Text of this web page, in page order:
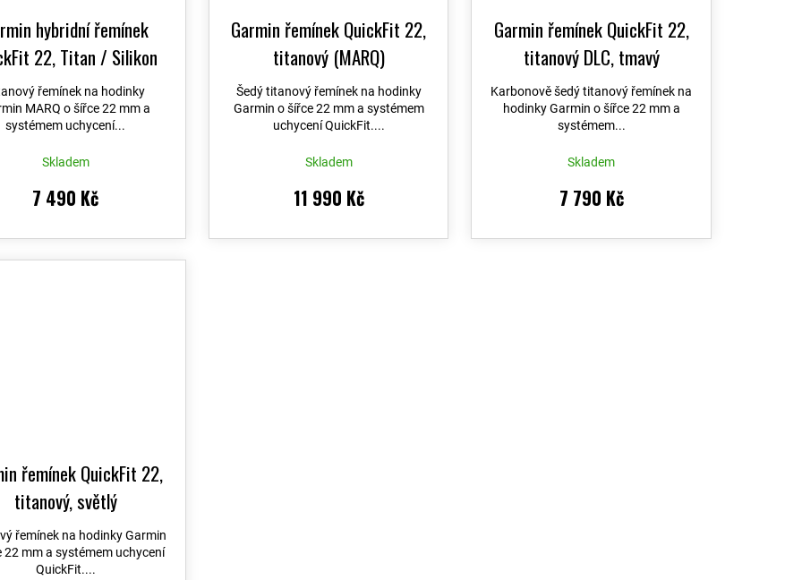
hybridní řemínek
22, Titan / Silikon
Black (MARQ)
řemínek na hodinky
MARQ o šířce 22 mm a
systémem uchycení...
Skladem
7 490 Kč
Garmin řemínek QuickFit 22,
titanový (MARQ)
Šedý titanový řemínek na hodinky
Garmin o šířce 22 mm a systémem
uchycení QuickFit....
Skladem
11 990 Kč
Garmin řemínek QuickFit 22,
titanový DLC, tmavý
Karbonově šedý titanový řemínek na
hodinky Garmin o šířce 22 mm a
systémem...
Skladem
7 790 Kč
řemínek QuickFit 22,
titanový, světlý
řemínek na hodinky Garmin
22 mm a systémem uchycení
QuickFit....